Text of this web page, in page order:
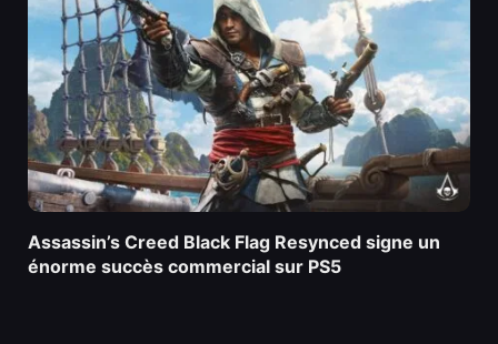
Assassin’s Creed Black Flag Resynced signe un
énorme succès commercial sur PS5